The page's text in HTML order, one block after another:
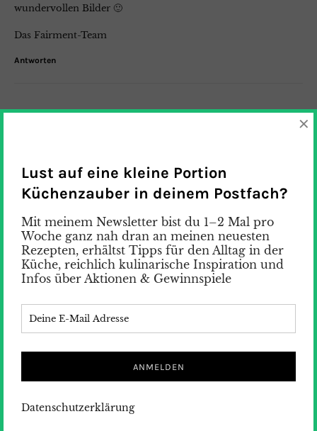
wundervollen Bilder 🙂
Das Fairment-Team
Antworten
susann
gerne doch und vielen Dank für dein Kommentar. Mein
SCOBY produziert wie verrückt Babies 😉
Herzliche Grüße
Susan
Kombucha Zweitfermentierung - Labsalliebe
[…] meinem vorherigen Beitrag Kombucha-
Wellness-Getränk habe ich erklärt wie du Kombucha
selber herstellen kannst. Heute zeige ich dir wie du
Lust auf eine kleine Portion
Küchenzauber in deinem Postfach?
Mit meinem Newsletter bist du 1–2 Mal pro
Woche ganz nah dran an meinen neuesten
Rezepten, erhältst Tipps für den Alltag in der
Küche, reichlich kulinarische Inspiration und
Infos über Aktionen & Gewinnspiele
Datenschutzerklärung
×